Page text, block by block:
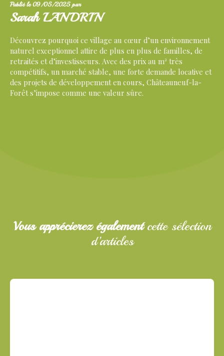
Publié le 09/05/2025 par
Sarah LANDRIN
Découvrez pourquoi ce village au cœur d’un environnement
naturel exceptionnel attire de plus en plus de familles, de
retraités et d’investisseurs. Avec des prix au m² très
compétitifs, un marché stable, une forte demande locative et
des projets de développement en cours, Châteauneuf-la-
Forêt s’impose comme une valeur sûre.
Vous apprécierez égalementcette sélection
d’articles